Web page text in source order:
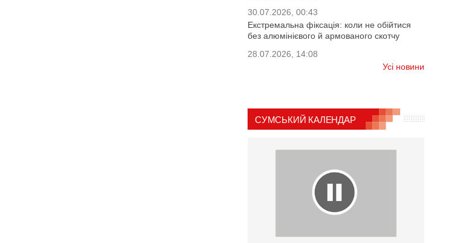
30.07.2026, 00:43
Екстремальна фіксація: коли не обійтися
без алюмінієвого й армованого скотчу
28.07.2026, 14:08
Усі новини
СУМСЬКИЙ КАЛЕНДАР